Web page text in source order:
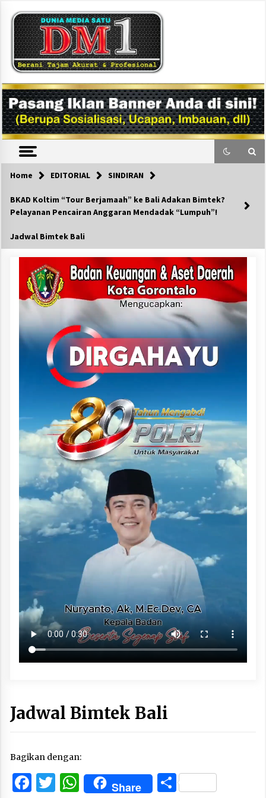
content
DM1
Home EDITORIAL SINDIRAN
BKAD Koltim “Tour Berjamaah” ke Bali Adakan Bimtek?
Pelayanan Pencairan Anggaran Mendadak “Lumpuh”!
Jadwal Bimtek Bali
Jadwal Bimtek Bali
Bagikan dengan:
Facebook
Twitter
WhatsApp
Share Share